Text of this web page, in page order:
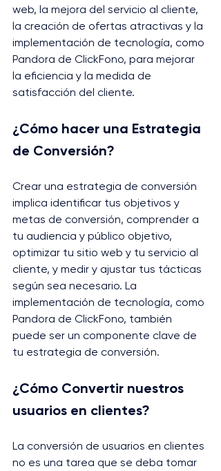
web, la mejora del servicio al cliente,
la creación de ofertas atractivas y la
implementación de tecnología, como
Pandora de ClickFono, para mejorar
la eficiencia y la medida de
satisfacción del cliente.
¿Cómo hacer una Estrategia
de Conversión?
Crear una estrategia de conversión
implica identificar tus objetivos y
metas de conversión, comprender a
tu audiencia y público objetivo,
optimizar tu sitio web y tu servicio al
cliente, y medir y ajustar tus tácticas
según sea necesario. La
implementación de tecnología, como
Pandora de ClickFono, también
puede ser un componente clave de
tu estrategia de conversión.
¿Cómo Convertir nuestros
usuarios en clientes?
La conversión de usuarios en clientes
no es una tarea que se deba tomar